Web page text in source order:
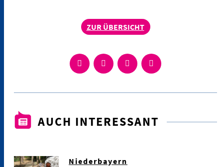
ZUR ÜBERSICHT
AUCH INTERESSANT
Niederbayern